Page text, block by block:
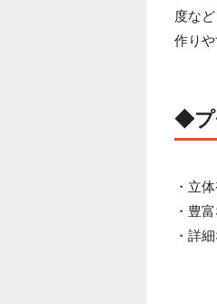
度な
作り
◆プ
・立
・豊
・詳